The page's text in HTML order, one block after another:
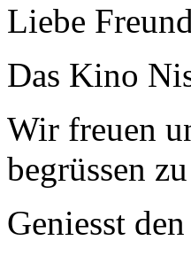
Liebe
Das Kino
Wir freuen
begrüssen
Geniesst